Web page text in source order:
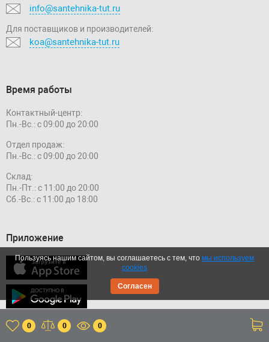
info@santehnika-tut.ru
Для поставщиков и производителей:
koa@santehnika-tut.ru
Время работы
Контактный-центр:
Пн.-Вс.: с 09:00 до 20:00
Отдел продаж:
Пн.-Вс.: с 09:00 до 20:00
Склад:
Пн.-Пт.: с 11:00 до 20:00
Сб.-Вс.: с 11:00 до 18:00
Приложение
0 0 0
Пользуясь нашим сайтом, вы соглашаетесь с тем, что мы используем
cookies
Согласен